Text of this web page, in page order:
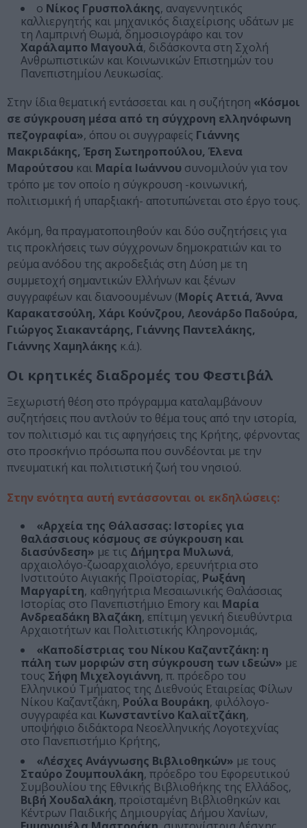
ο Νίκος Γρυσπολάκης, αναγεννητικός
καλλιεργητής και μηχανικός διαχείρισης υδάτων με
τη Λαμπρινή Θωμά, δημοσιογράφο και τον
Χαράλαμπο Μαγουλά, διδάσκοντα στη Σχολή
Ανθρωπιστικών και Κοινωνικών Επιστημών του
Πανεπιστημίου Λευκωσίας.
Στην ίδια θεματική εντάσσεται και η συζήτηση «Κόσμοι
σε σύγκρουση μέσα από τη σύγχρονη ελληνόφωνη
πεζογραφία», όπου οι συγγραφείς Γιάννης
Μακριδάκης, Έρση Σωτηροπούλου, Έλενα
Μαρούτσου και Μαρία Ιωάννου συνομιλούν για τον
τρόπο με τον οποίο η σύγκρουση -κοινωνική,
πολιτισμική ή υπαρξιακή- αποτυπώνεται στο έργο τους.
Ακόμη, θα πραγματοποιηθούν και δύο συζητήσεις για
τις προκλήσεις των σύγχρονων δημοκρατιών και το
ρεύμα ανόδου της ακροδεξιάς στη Δύση με τη
συμμετοχή σημαντικών Ελλήνων και ξένων
συγγραφέων και διανοουμένων (Μορίς Αττιά, Άννα
Καρακατσούλη, Χάρι Κούνζρου, Λεονάρδο Παδούρα,
Γιώργος Σιακαντάρης, Γιάννης Παντελάκης,
Γιάννης Χαμηλάκης κ.ά.).
Οι κρητικές διαδρομές του Φεστιβάλ
Ξεχωριστή θέση στο πρόγραμμα καταλαμβάνουν
συζητήσεις που αντλούν το θέμα τους από την ιστορία,
τον πολιτισμό και τις αφηγήσεις της Κρήτης, φέρνοντας
στο προσκήνιο πρόσωπα που συνδέονται με την
πνευματική και πολιτιστική ζωή του νησιού.
Στην ενότητα αυτή εντάσσονται οι εκδηλώσεις:
«Αρχεία της Θάλασσας: Ιστορίες για
θαλάσσιους κόσμους σε σύγκρουση και
διασύνδεση» με τις Δήμητρα Μυλωνά,
αρχαιολόγο-ζωοαρχαιολόγο, ερευνήτρια στο
Ινστιτούτο Αιγιακής Προϊστορίας, Ρωξάνη
Μαργαρίτη, καθηγήτρια Μεσαιωνικής Θαλάσσιας
Ιστορίας στο Πανεπιστήμιο Emory και Μαρία
Ανδρεαδάκη Βλαζάκη, επίτιμη γενική διευθύντρια
Αρχαιοτήτων και Πολιτιστικής Κληρονομιάς,
«Καποδίστριας του Νίκου Καζαντζάκη: η
πάλη των μορφών στη σύγκρουση των ιδεών» με
τους Σήφη Μιχελογιάννη, π. πρόεδρο του
Ελληνικού Τμήματος της Διεθνούς Εταιρείας Φίλων
Νίκου Καζαντζάκη, Ρούλα Βουράκη, φιλόλογο-
συγγραφέα και Κωνσταντίνο Καλαϊτζάκη,
υποψήφιο διδάκτορα Νεοελληνικής Λογοτεχνίας
στο Πανεπιστήμιο Κρήτης,
«Λέσχες Ανάγνωσης Βιβλιοθηκών» με τους
Σταύρο Ζουμπουλάκη, πρόεδρο του Εφορευτικού
Συμβουλίου της Εθνικής Βιβλιοθήκης της Ελλάδος,
Βιβή Χουδαλάκη, προϊσταμένη Βιβλιοθηκών και
Κέντρων Παιδικής Δημιουργίας Δήμου Χανίων,